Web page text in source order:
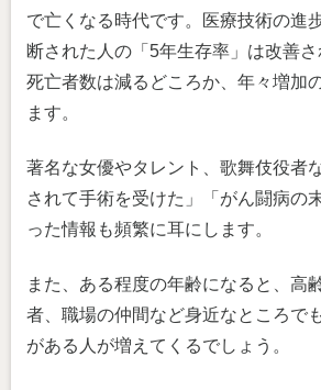
で亡くなる時代です。医療技術の進
断された人の「5年生存率」は改善さ
死亡者数は減るどころか、年々増加
ます。
著名な女優やタレント、歌舞伎役者
されて手術を受けた」「がん闘病の
った情報も頻繁に耳にします。
また、ある程度の年齢になると、高
者、職場の仲間など身近なところで
がある人が増えてくるでしょう。